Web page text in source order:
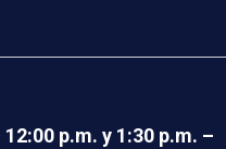
p.m. y 1:30 p.m. –